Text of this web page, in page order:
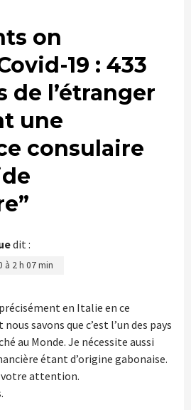
on
19 : 433
de l’étranger
une
consulaire
”
dit :
à 2 h 07 min
en Italie en ce
savons que c’est l’un des pays
au Monde. Je nécessite aussi
étant d’origine gabonaise.
votre attention.